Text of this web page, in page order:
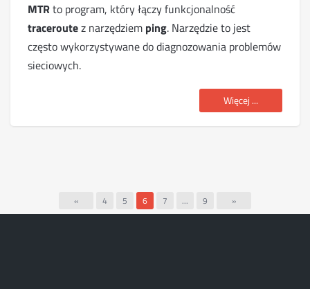
MTRto program, który łączy funkcjonalność
traceroutez narzędziem ping. Narzędzie to jest
często wykorzystywane do diagnozowania problemów
sieciowych.
Więcej ...
« 4 5 6 7 ... 9 »